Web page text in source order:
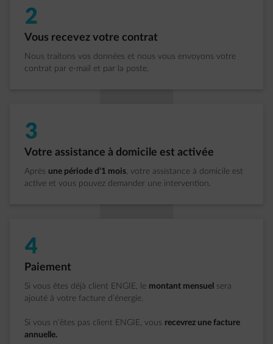
2
Étape 2 sur 5:
Vous recevez votre contrat
Nous traitons vos données et nous vous envoyons votre
contrat par e-mail et par la poste.
3
Étape 3 sur 5:
Votre assistance à domicile est activée
Après une période d’1 mois, votre assistance à domicile est
active et vous pouvez demander une intervention.
4
Étape 4 sur 5:
Paiement
Si vous êtes déjà client ENGIE, le montant mensuel sera
ajouté à votre facture d’énergie.
Si vous n’êtes pas client ENGIE, vous recevrez une facture
annuelle.